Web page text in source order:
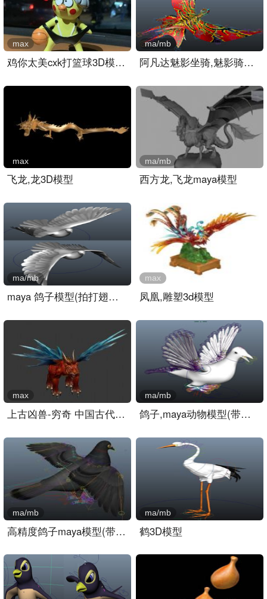
鸡你太美cxk打篮球3D模模型..
max
阿凡达魅影坐骑,魅影骑士3..
ma/mb
飞龙,龙3D模型
max
西方龙,飞龙maya模型
ma/mb
maya 鸽子模型(拍打翅膀动..
ma/mb
凤凰,雕塑3d模型
max
上古凶兽-穷奇 中国古代四..
max
鸽子,maya动物模型(带骨骼..
ma/mb
高精度鸽子maya模型(带贴图..
ma/mb
鹤3D模型
ma/mb